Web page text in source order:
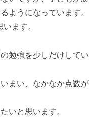
ようになっています。
ます。
勉強を少しだけしてい
まい、なかなか点数が
いと思います。